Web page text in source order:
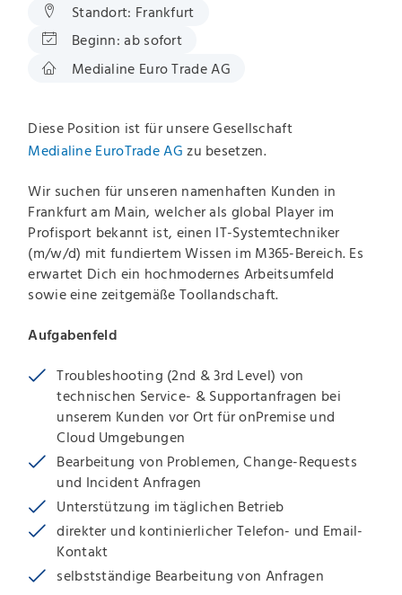
Standort: Frankfurt
Beginn:ab sofort
Medialine Euro Trade AG
Diese Position ist für unsere Gesellschaft
Medialine EuroTrade AG zu besetzen.
Wir suchen für unseren namenhaften Kunden in
Frankfurt am Main, welcher als global Player im
Profisport bekannt ist, einen IT-Systemtechniker
(m/w/d) mit fundiertem Wissen im M365-Bereich. Es
erwartet Dich ein hochmodernes Arbeitsumfeld
sowie eine zeitgemäße Toollandschaft.
Aufgabenfeld
Troubleshooting (2nd & 3rd Level) von
technischen Service- & Supportanfragen bei
unserem Kunden vor Ort für onPremise und
Cloud Umgebungen
Bearbeitung von Problemen, Change-Requests
und Incident Anfragen
Unterstützung im täglichen Betrieb
direkter und kontinierlicher Telefon- und Email-
Kontakt
selbstständige Bearbeitung von Anfragen